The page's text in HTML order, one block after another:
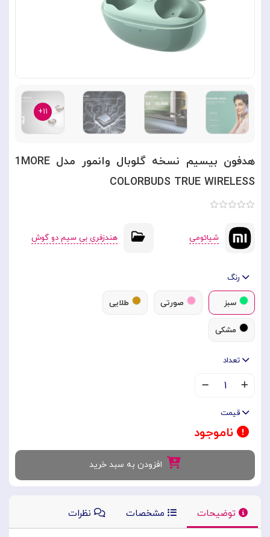
۱۱+
هدفون بیسیم نسخه گلوبال وانمور مدل 1MORE
COLORBUDS TRUE WIRELESS
شیائومی هندزفری بی سیم دو گوش
رنگ
سبز صورتی طلایی
مشکی
تعداد
۱
قیمت
ناموجود
افزودن به سبد خرید
توضیحات مشخصات نظرات